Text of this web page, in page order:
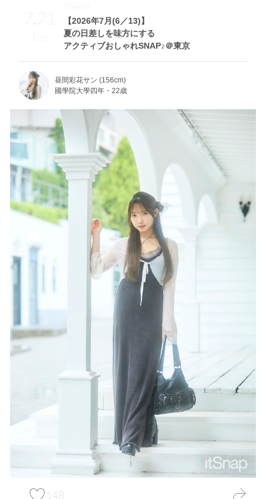
7.21
Tue
【2026年7月(6／13)】
夏の日差しを味方にする
アクティブおしゃれSNAP♪＠東京
Theme
昼間彩花サン (156cm)
國學院大學四年・22歳
148